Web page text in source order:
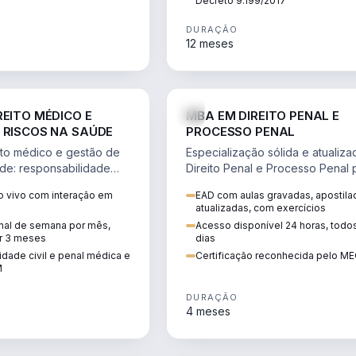
DURAÇÃO
12 meses
MÉDICO E
NA SAÚDE
médico e gestão de
responsabilidade
e planejamento
vivo com interação em
de semana por mês,
3 meses
civil e penal médica e
MBA EM DIREITO PENAL E
PROCESSO PENAL
Especialização sólida e
Direito Penal e Processo Penal
jurídicos.
EAD com aulas gravadas,
atualizadas, com exercícios
Acesso disponível 24 horas,
dias
Certificação reconhecida pelo
DURAÇÃO
4 meses